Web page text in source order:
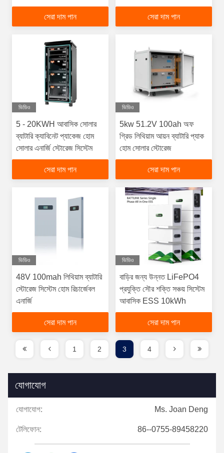
সেরা দাম পান
ইনভার্টার
সেরা দাম পান
ভিডিও
5 - 20KWH আবাসিক সোলার
ব্যাটারি ক্যাবিনেট প্যাকেজ হোম
সোলার এনার্জি স্টোরেজ সিস্টেম
সেরা দাম পান
ভিডিও
5kw 51.2V 100ah অফ
গ্রিড লিথিয়াম আয়ন ব্যাটারি প্যাক
হোম সোলার স্টোরেজ
সেরা দাম পান
ভিডিও
48V 100mah লিথিয়াম ব্যাটারি
স্টোরেজ সিস্টেম হোম রিচার্জেবল
এনার্জি
সেরা দাম পান
ভিডিও
বাড়ির জন্য উন্নত LiFePO4
প্রযুক্তি সৌর শক্তি সঞ্চয় সিস্টেম
আবাসিক ESS 10kWh
সেরা দাম পান
1 2 3 4
যোগাযোগ
যোগাযোগ: Ms. Joan Deng
টেলিফোন: 86--0755-89458220